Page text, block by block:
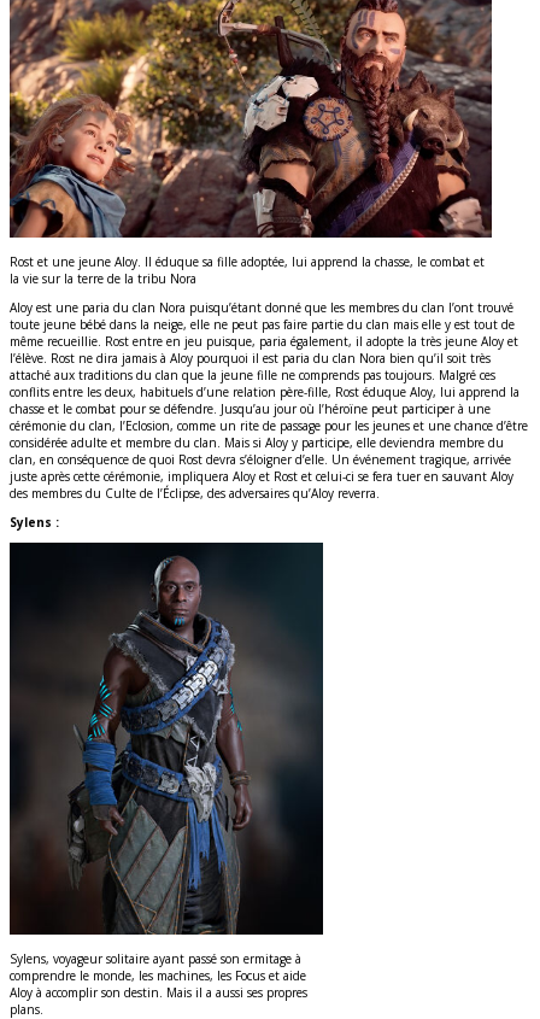
Rost et une jeune Aloy. Il éduque sa fille adoptée, lui apprend la chasse, le combat et
la vie sur la terre de la tribu Nora
Aloy est une paria du clan Nora puisqu’étant donné que les membres du clan l’ont trouvé
toute jeune bébé dans la neige, elle ne peut pas faire partie du clan mais elle y est tout de
même recueillie. Rost entre en jeu puisque, paria également, il adopte la très jeune Aloy et
l’élève. Rost ne dira jamais à Aloy pourquoi il est paria du clan Nora bien qu’il soit très
attaché aux traditions du clan que la jeune fille ne comprends pas toujours. Malgré ces
conflits entre les deux, habituels d’une relation père-fille, Rost éduque Aloy, lui apprend la
chasse et le combat pour se défendre. Jusqu’au jour où l’héroïne peut participer à une
cérémonie du clan, l’Eclosion, comme un rite de passage pour les jeunes et une chance d’être
considérée adulte et membre du clan. Mais si Aloy y participe, elle deviendra membre du
clan, en conséquence de quoi Rost devra s’éloigner d’elle. Un événement tragique, arrivée
juste après cette cérémonie, impliquera Aloy et Rost et celui-ci se fera tuer en sauvant Aloy
des membres du Culte de l’Éclipse, des adversaires qu’Aloy reverra.
Sylens :
Sylens, voyageur solitaire ayant passé son ermitage à
comprendre le monde, les machines, les Focus et aide
Aloy à accomplir son destin. Mais il a aussi ses propres
plans.